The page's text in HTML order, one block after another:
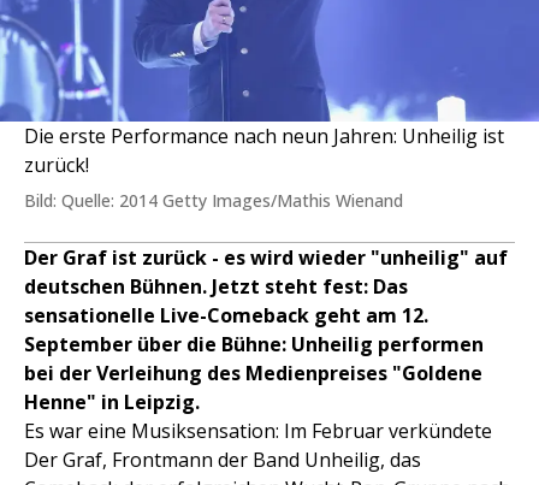
Die erste Performance nach neun Jahren: Unheilig ist
zurück!
Bild: Quelle: 2014 Getty Images/Mathis Wienand
Der Graf ist zurück - es wird wieder "unheilig" auf
deutschen Bühnen. Jetzt steht fest: Das
sensationelle Live-Comeback geht am 12.
September über die Bühne: Unheilig performen
bei der Verleihung des Medienpreises "Goldene
Henne" in Leipzig.
Es war eine Musiksensation: Im Februar verkündete
Der Graf, Frontmann der Band Unheilig, das